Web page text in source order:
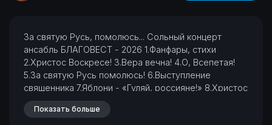
За святую Русь, помолюсь... Сольный концерт
ансабль БЛАГОВЕСТ - 2026 1.Фанфары, стихи
2.Христос Воскресе! 3.Вера вечна! 4.О, Всепетая!
5.За святую Русь помолюсь! 6.Выступление
священника 7.Яблони - «Гуляй, россияне!» 8.Христос
анэсти9.Ангел вопияше
«Слон»12.Иволги - «Гуляй, россияне!»
Показать больше